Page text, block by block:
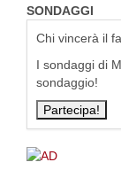
SONDAGGI
Chi vincerà il
I sondaggi di
sondaggio!